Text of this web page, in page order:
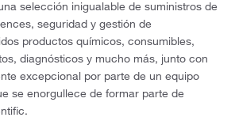
selección inigualable de suministros de
seguridad y gestión de
productos químicos, consumibles,
diagnósticos y mucho más, junto con
excepcional por parte de un equipo
se enorgullece de formar parte de